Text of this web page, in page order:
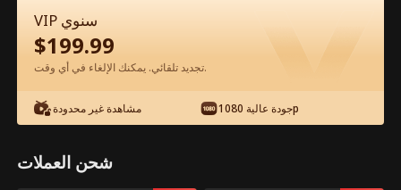
الحلقة 49 - وإلى الآن أندم على الفراق الفيلم
كامل
VIP سنوي
$199.99
تجديد تلقائي. يمكنك الإلغاء في أي وقت.
مشاهدة غير محدودة جودة عالية 1080p
شحن العملات